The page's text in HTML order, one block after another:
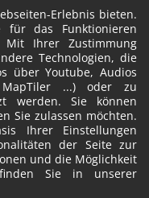
Erlebnis bieten.
für das Funktionieren
Mit Ihrer Zustimmung
Technologien, die
über Youtube, Audios
...) oder zu
werden. Sie können
Sie zulassen möchten.
Ihrer Einstellungen
der Seite zur
und die Möglichkeit
Sie in unserer